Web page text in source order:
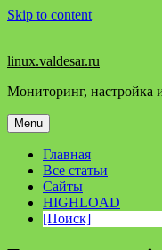
Skip to content
linux.valdesar.ru
Мониторинг, настройка
Menu
Главная
Все статьи
Сайты
HIGHLOAD
[Поиск]